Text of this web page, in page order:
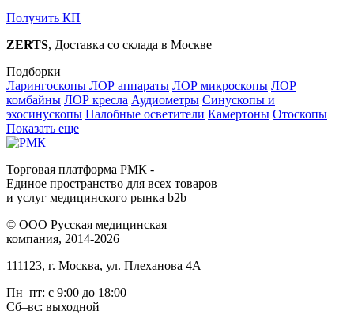
Получить КП
ZERTS, Доставка со склада в Москве
Подборки
Ларингоскопы ЛОР аппараты ЛОР микроскопы ЛОР
комбайны ЛОР кресла Аудиометры Синускопы и
эхосинускопы Налобные осветители Камертоны Отоскопы
Показать еще
Торговая платформа РМК -
Единое пространство для всех товаров
и услуг медицинского рынка b2b
© ООО Русская медицинская
компания, 2014-2026
111123, г. Москва, ул. Плеханова 4А
Пн–пт: с 9:00 до 18:00
Сб–вс: выходной